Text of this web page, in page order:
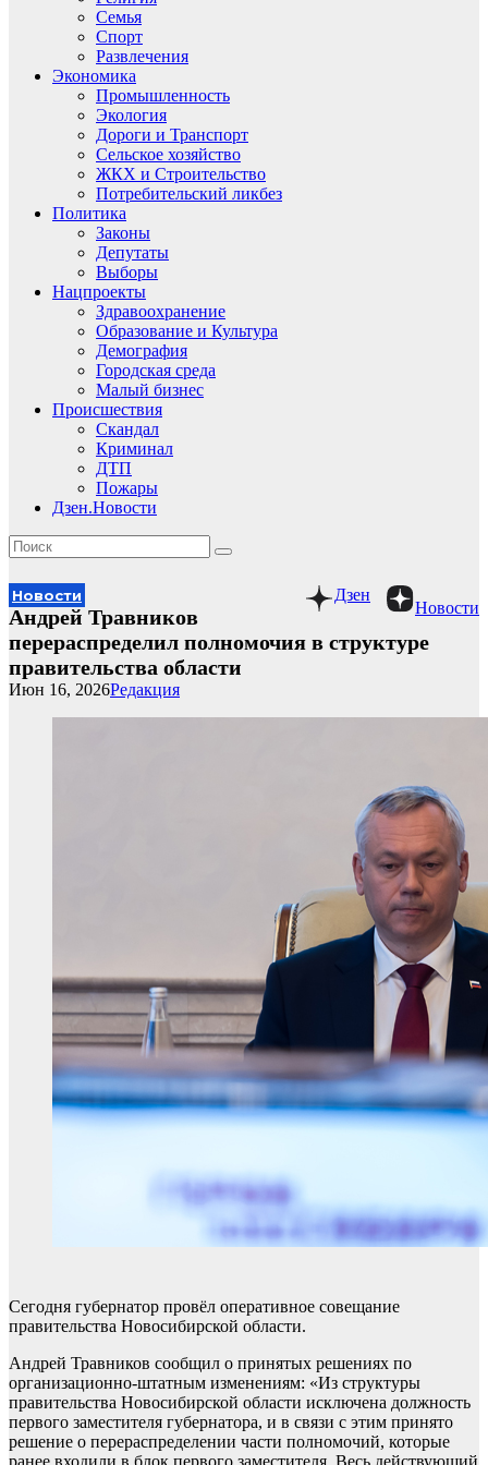
Семья
Спорт
Развлечения
Экономика
Промышленность
Экология
Дороги и Транспорт
Сельское хозяйство
ЖКХ и Строительство
Потребительский ликбез
Политика
Законы
Депутаты
Выборы
Нацпроекты
Здравоохранение
Образование и Культура
Демография
Городская среда
Малый бизнес
Происшествия
Скандал
Криминал
ДТП
Пожары
Дзен.Новости
Новости
Дзен
Новости
Андрей Травников
перераспределил полномочия в структуре
правительства области
Редакция
Июн 16, 2026
Сегодня губернатор провёл оперативное совещание
правительства Новосибирской области.
Андрей Травников сообщил о принятых решениях по
организационно-штатным изменениям: «Из структуры
правительства Новосибирской области исключена должность
первого заместителя губернатора, и в связи с этим принято
решение о перераспределении части полномочий, которые
ранее входили в блок первого заместителя. Весь действующий